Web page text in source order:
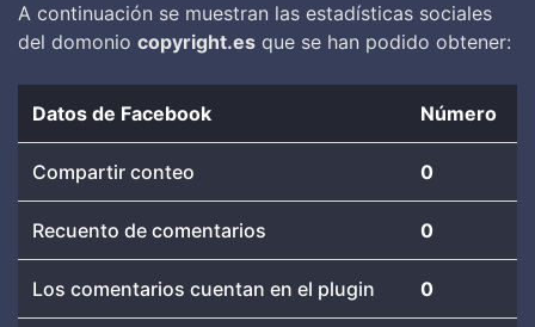
A continuación se muestran las estadísticas sociales
del domonio copyright.es que se han podido obtener:
Datos de Facebook Número
Compartir conteo 0
Recuento de comentarios 0
Los comentarios cuentan en el plugin 0